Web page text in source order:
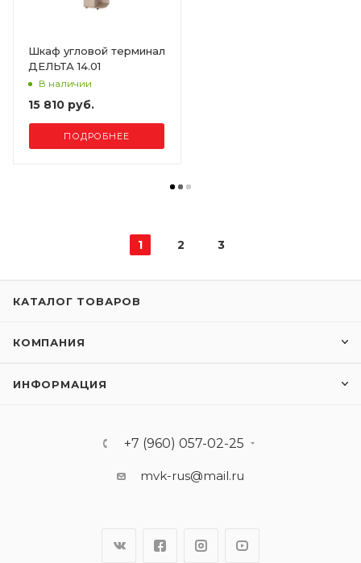
Шкаф угловой терминал
ДЕЛЬТА 14.01
В наличии
15 810 руб.
ПОДРОБНЕЕ
1 2 3
КАТАЛОГ ТОВАРОВ
КОМПАНИЯ
ИНФОРМАЦИЯ
+7 (960) 057-02-25
mvk-rus@mail.ru